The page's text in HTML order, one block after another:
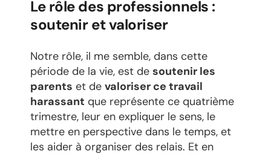
Le rôle des professionnels :
soutenir et valoriser
Notre rôle, il me semble, dans cette
période de la vie, est desoutenir les
parents et devaloriser ce travail
harassant que représente ce quatrième
trimestre, leur en expliquer le sens, le
mettre en perspective dans le temps, et
les aider à organiser des relais. Et en